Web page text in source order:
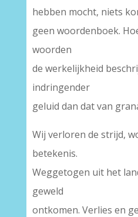
hebben mocht, niets
geen woordenboek.
woorden
de werkelijkheid
indringender
geluid dan dat van
Wij verloren de strijd,
betekenis.
Weggetogen uit het
geweld
ontkomen. Verlies en